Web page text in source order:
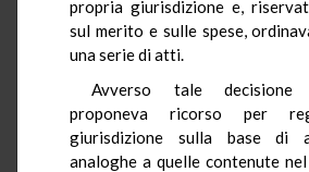
propria giurisdizione e,
sul merito e sulle spese,
una serie di atti.
Avverso tale
proponeva ricorso per
giurisdizione sulla base di
analoghe a quelle contenute